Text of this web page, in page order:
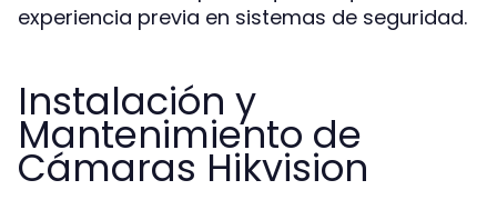
experiencia previa en sistemas de seguridad.
Instalación y
Mantenimiento de
Cámaras Hikvision